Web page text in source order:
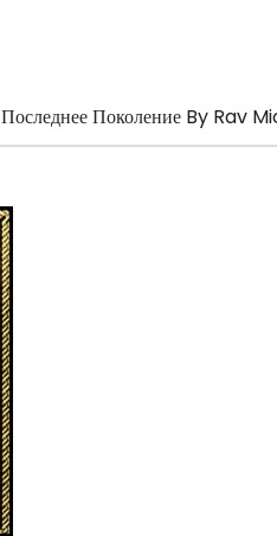
Последнее Поколение By Rav